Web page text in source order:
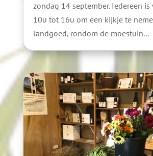
zondag 14 september. Iedereen
10u tot 16u om een kijkje te
landgoed, rondom de moestuin...